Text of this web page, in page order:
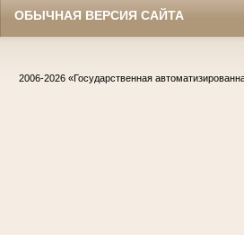
ОБЫЧНАЯ ВЕРСИЯ САЙТА
2006-2026 «Государственная